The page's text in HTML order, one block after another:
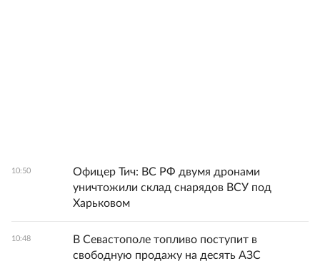
10:50
Офицер Тич: ВС РФ двумя дронами
уничтожили склад снарядов ВСУ под
Харьковом
10:48
В Севастополе топливо поступит в
свободную продажу на десять АЗС